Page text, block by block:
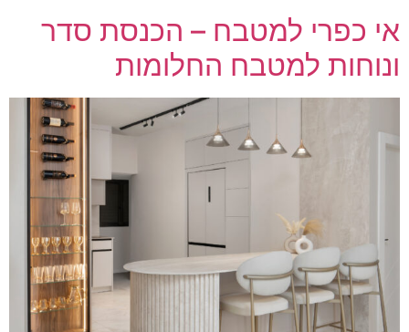
כפרי למטבח – הכנסת סדר
למטבח החלומות